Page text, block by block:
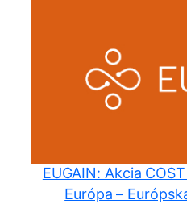
EUGAIN: Akcia
Európa –